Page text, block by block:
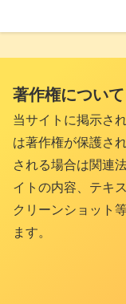
著作権について
当サイトに掲示さ
は著作権が保護さ
される場合は関連
イトの内容、テキ
クリーンショット
ます。